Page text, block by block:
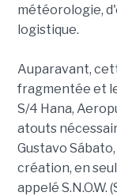
météorologie,
logistique.
Auparavant,
fragmentée et
S/4 Hana,
atouts
Gustavo
création, en
appelé